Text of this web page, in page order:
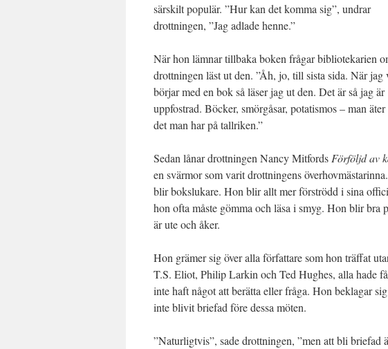
särskilt populär. ”Hur kan det komma sig”, undrar
drottningen, ”Jag adlade henne.”
När hon lämnar tillbaka boken frågar bibliotekarien
drottningen läst ut den. ”Åh, jo, till sista sida. När jag
börjar med en bok så läser jag ut den. Det är så jag är
uppfostrad. Böcker, smörgåsar, potatismos – man
det man har på tallriken.”
Sedan lånar drottningen Nancy Mitfords Förföljd av
en svärmor som varit drottningens
blir bokslukare. Hon blir allt mer förströdd i sina
hon ofta måste gömma och läsa i smyg. Hon blir
är ute och åker.
Hon grämer sig över alla författare som hon träffat
T.S. Eliot, Philip Larkin och Ted Hughes, alla hade
inte haft något att berätta eller fråga. Hon beklagar
inte blivit briefad före dessa möten.
”Naturligtvis”, sade drottningen, ”men att bli briefad